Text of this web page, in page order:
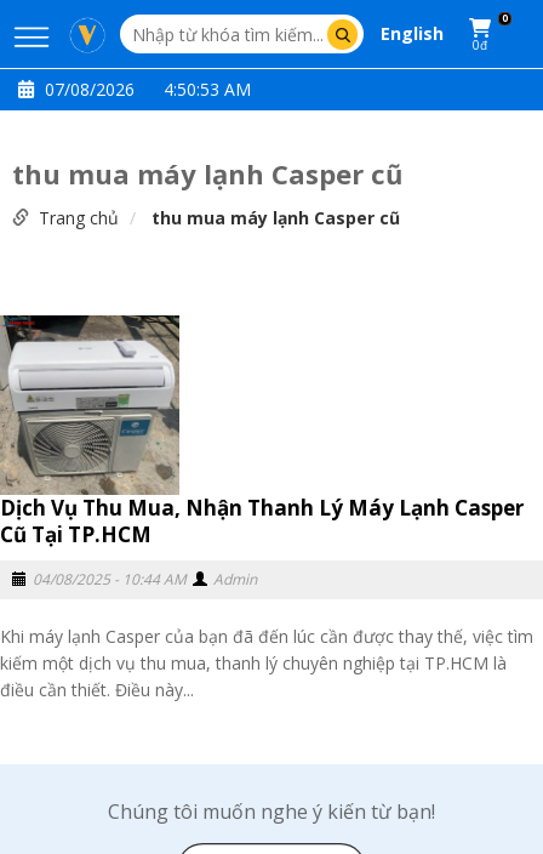
English
0
0đ
07/08/2026 4:50:53 AM
thu mua máy lạnh Casper cũ
Trang chủ thu mua máy lạnh Casper cũ
Dịch Vụ Thu Mua, Nhận Thanh Lý Máy Lạnh Casper
Cũ Tại TP.HCM
04/08/2025 - 10:44 AM Admin
Khi máy lạnh Casper của bạn đã đến lúc cần được thay thế, việc tìm
kiếm một dịch vụ thu mua, thanh lý chuyên nghiệp tại TP.HCM là
điều cần thiết. Điều này...
Chúng tôi muốn nghe ý kiến từ bạn!